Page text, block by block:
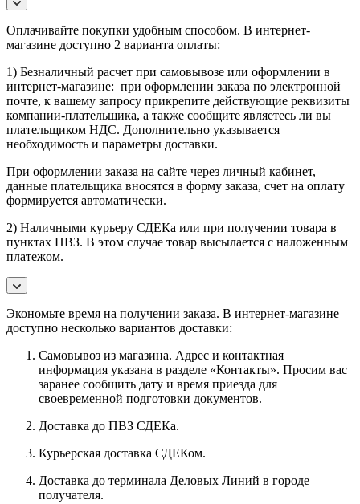
Оплачивайте покупки удобным способом. В интернет-
магазине доступно 2 варианта оплаты:
1) Безналичный расчет при самовывозе или оформлении в
интернет-магазине: при оформлении заказа по электронной
почте, к вашему запросу прикрепите действующие реквизиты
компании-плательщика, а также сообщите являетесь ли вы
плательщиком НДС. Дополнительно указывается
необходимость и параметры доставки.
При оформлении заказа на сайте через личный кабинет,
данные плательщика вносятся в форму заказа, счет на оплату
формируется автоматически.
2) Наличными курьеру СДЕКа или при получении товара в
пунктах ПВЗ. В этом случае товар высылается с наложенным
платежом.
Экономьте время на получении заказа. В интернет-магазине
доступно несколько вариантов доставки:
Самовывоз из магазина. Адрес и контактная
информация указана в разделе «Контакты». Просим вас
заранее сообщить дату и время приезда для
своевременной подготовки документов.
Доставка до ПВЗ СДЕКа.
Курьерская доставка СДЕКом.
Доставка до терминала Деловых Линий в городе
получателя.